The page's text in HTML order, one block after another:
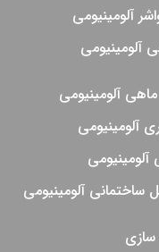
آلومینیومی
آلومینیومی
آلومینیومی
آلومینیومی
ساختمانی آلومینیومی